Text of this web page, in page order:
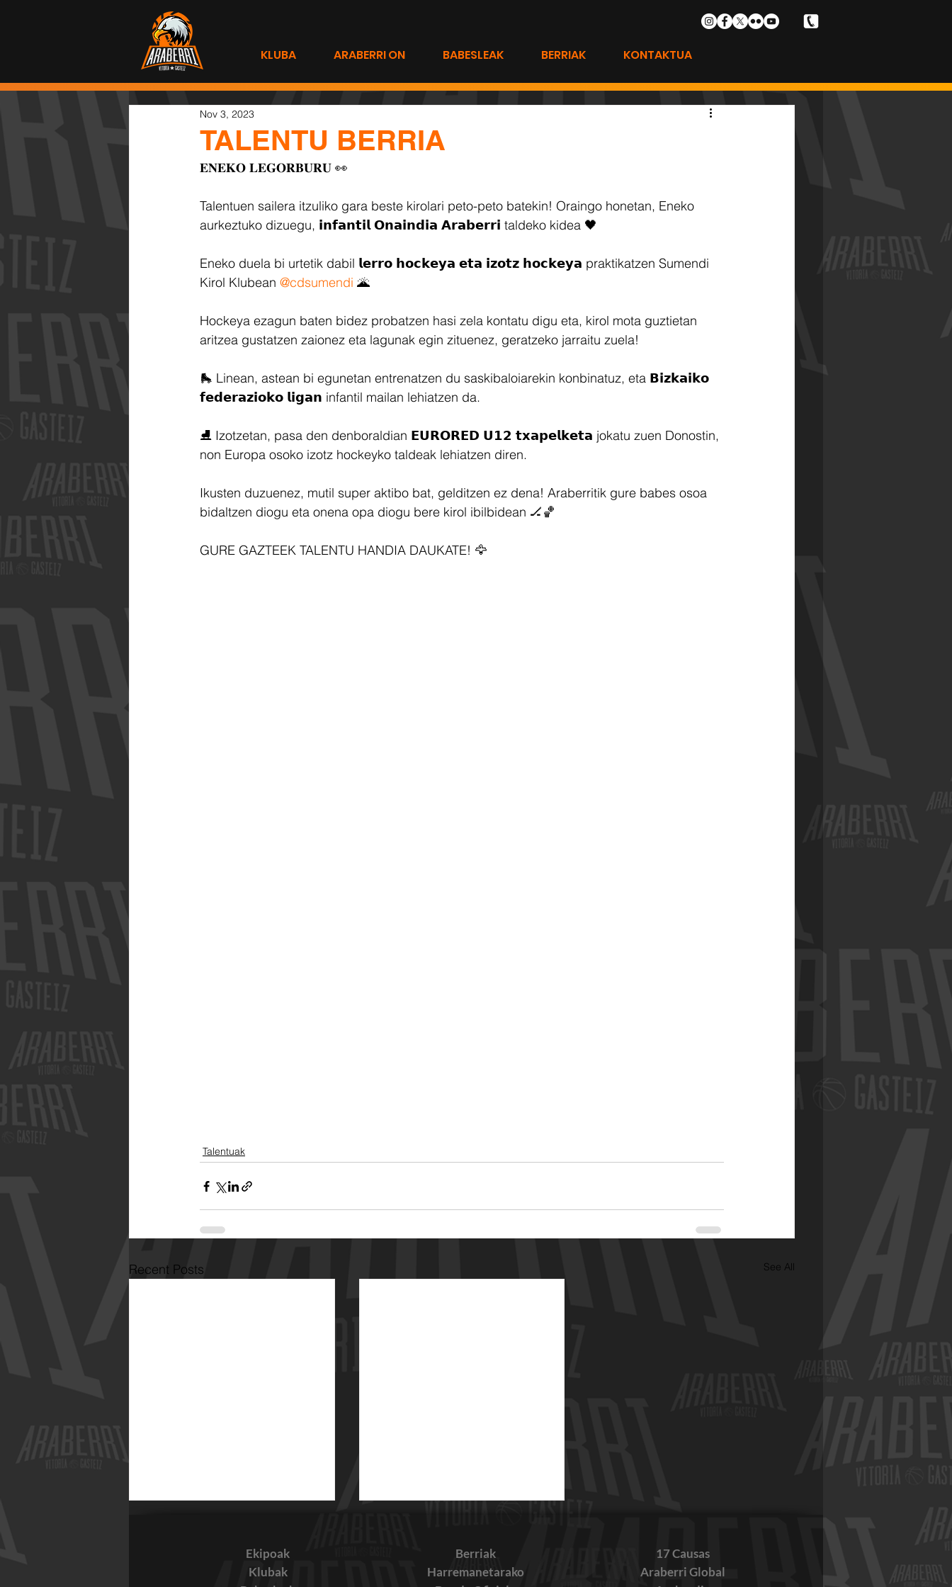
KLUBA ARABERRI ON BABESLEAK BERRIAK KONTAKTUA
TALENTU BERRIA
Nov 3, 2023
𝐄𝐍𝐄𝐊𝐎 𝐋𝐄𝐆𝐎𝐑𝐁𝐔𝐑𝐔 👀
Talentuen sailera itzuliko gara beste kirolari peto-peto batekin! Oraingo honetan, Eneko
aurkeztuko dizuegu, 𝗶𝗻𝗳𝗮𝗻𝘁𝗶𝗹 𝗢𝗻𝗮𝗶𝗻𝗱𝗶𝗮 𝗔𝗿𝗮𝗯𝗲𝗿𝗿𝗶 taldeko kidea 🖤
Eneko duela bi urtetik dabil 𝗹𝗲𝗿𝗿𝗼 𝗵𝗼𝗰𝗸𝗲𝘆𝗮 𝗲𝘁𝗮 𝗶𝘇𝗼𝘁𝘇 𝗵𝗼𝗰𝗸𝗲𝘆𝗮 praktikatzen Sumendi
Kirol Klubean @cdsumendi 🌋
Hockeya ezagun baten bidez probatzen hasi zela kontatu digu eta, kirol mota guztietan
aritzea gustatzen zaionez eta lagunak egin zituenez, geratzeko jarraitu zuela!
🛼 Linean, astean bi egunetan entrenatzen du saskibaloiarekin konbinatuz, eta 𝗕𝗶𝘇𝗸𝗮𝗶𝗸𝗼
𝗳𝗲𝗱𝗲𝗿𝗮𝘇𝗶𝗼𝗸𝗼 𝗹𝗶𝗴𝗮𝗻 infantil mailan lehiatzen da.
⛸️ Izotzetan, pasa den denboraldian 𝗘𝗨𝗥𝗢𝗥𝗘𝗗 𝗨𝟭𝟮 𝘁𝘅𝗮𝗽𝗲𝗹𝗸𝗲𝘁𝗮 jokatu zuen Donostin,
non Europa osoko izotz hockeyko taldeak lehiatzen diren.
Ikusten duzuenez, mutil super aktibo bat, gelditzen ez dena! Araberritik gure babes osoa
bidaltzen diogu eta onena opa diogu bere kirol ibilbidean 🏒🏀
GURE GAZTEEK TALENTU HANDIA DAUKATE! 🦅
Talentuak
Recent Posts See All
Ekipoak
Klubak
Berriak
Harremanetarako
17 Causas
Araberri Global